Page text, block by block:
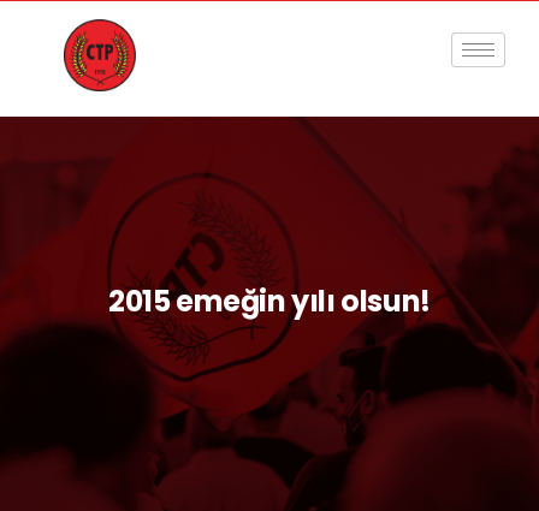
2015 emeğin yılı olsun!